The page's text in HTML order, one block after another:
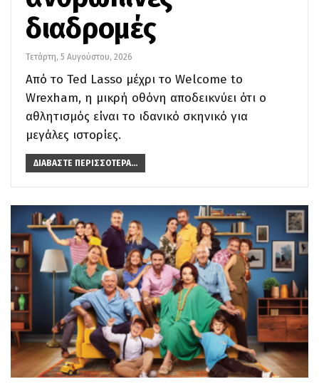
διαδρομές
Τετάρτη, 5 Αυγούστου, 2026
Από το Ted Lasso μέχρι το Welcome to
Wrexham, η μικρή οθόνη αποδεικνύει ότι ο
αθλητισμός είναι το ιδανικό σκηνικό για
μεγάλες ιστορίες.
ΔΙΑΒΆΣΤΕ ΠΕΡΙΣΣΌΤΕΡΑ...